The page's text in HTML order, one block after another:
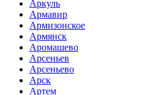
Аркуль
Армавир
Армизонское
Армянск
Аромашево
Арсеньев
Арсеньево
Арск
Артем